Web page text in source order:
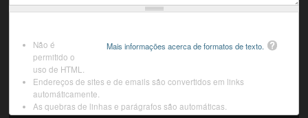
Mais informações acerca de formatos de texto.
Não é
permitido o
uso de HTML.
Endereços de sites e de emails são convertidos em links
automáticamente.
As quebras de linhas e parágrafos são automáticas.